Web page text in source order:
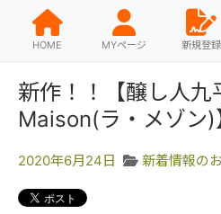
HOME MYページ 新規登録
新作！！【醸し人
Maison(ラ・メゾン)
2020年6月24日 新着情報の